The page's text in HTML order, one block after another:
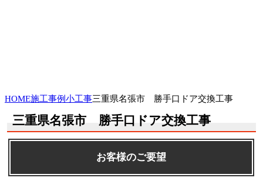
HOME施工事例小工事三重県名張市 勝手口ドア交換工事
三重県名張市 勝手口ドア交換工事
お客様のご要望